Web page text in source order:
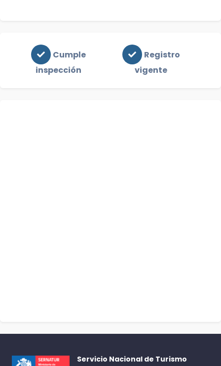
Cumple
inspección
Registro
vigente
Servicio Nacional de Turismo